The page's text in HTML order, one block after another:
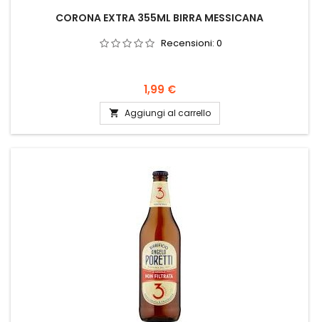
CORONA EXTRA 355ML BIRRA MESSICANA
Recensioni: 0
Prezzo
1,99 €
 Aggiungi al carrello